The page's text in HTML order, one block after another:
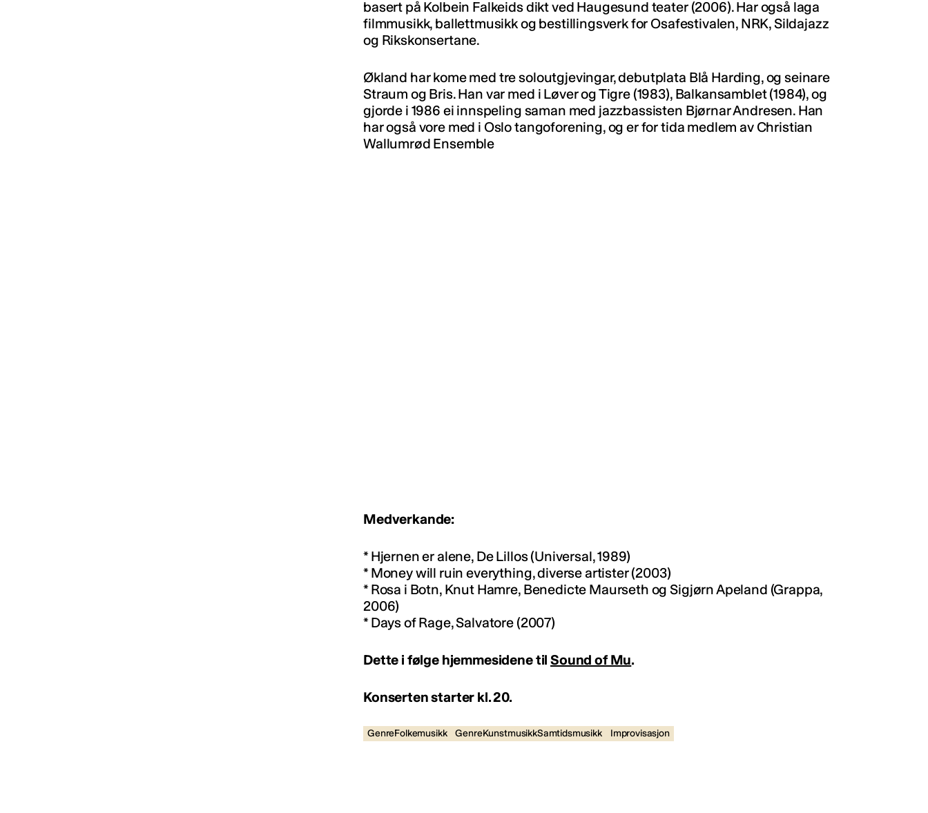
basert på Kolbein Falkeids dikt ved Haugesund teater (2006). Har også laga
filmmusikk, ballettmusikk og bestillingsverk for Osafestivalen, NRK, Sildajazz
og Rikskonsertane.
Økland har kome med tre soloutgjevingar, debutplata Blå Harding, og seinare
Straum og Bris. Han var med i Løver og Tigre (1983), Balkansamblet (1984), og
gjorde i 1986 ei innspeling saman med jazzbassisten Bjørnar Andresen. Han
har også vore med i Oslo tangoforening, og er for tida medlem av Christian
Wallumrød Ensemble
Medverkande:
* Hjernen er alene, De Lillos (Universal, 1989)
* Money will ruin everything, diverse artister (2003)
* Rosa i Botn, Knut Hamre, Benedicte Maurseth og Sigjørn Apeland (Grappa,
2006)
* Days of Rage, Salvatore (2007)
Dette i følge hjemmesidene tilSound of Mu.
Konserten starter kl. 20.
GenreFolkemusikk GenreKunstmusikkSamtidsmusikk Improvisasjon